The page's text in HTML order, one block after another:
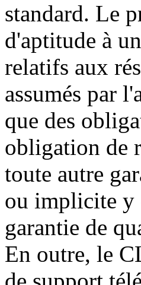
standard. Le
d'aptitude à
relatifs aux
assumés par
que des
obligation de
toute autre
ou implicite y
garantie de
En outre, le